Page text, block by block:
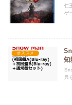
仁
ゲ
オススメ
知
典